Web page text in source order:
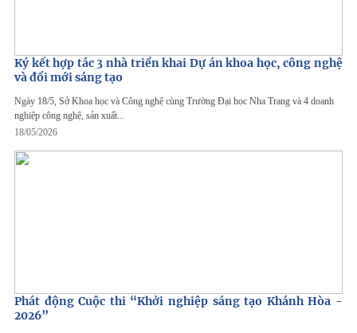
Ký kết hợp tác 3 nhà triển khai Dự án khoa học, công nghệ
và đổi mới sáng tạo
Ngày 18/5, Sở Khoa học và Công nghệ cùng Trường Đại học Nha Trang và 4 doanh
nghiệp công nghệ, sản xuất...
18/05/2026
Phát động Cuộc thi “Khởi nghiệp sáng tạo Khánh Hòa -
2026”